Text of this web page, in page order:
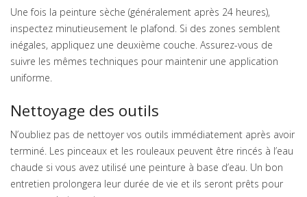
Une fois la peinture sèche (généralement après 24 heures),
inspectez minutieusement le plafond. Si des zones semblent
inégales, appliquez une deuxième couche. Assurez-vous de
suivre les mêmes techniques pour maintenir une application
uniforme.
Nettoyage des outils
N’oubliez pas de nettoyer vos outils immédiatement après avoir
terminé. Les pinceaux et les rouleaux peuvent être rincés à l’eau
chaude si vous avez utilisé une peinture à base d’eau. Un bon
entretien prolongera leur durée de vie et ils seront prêts pour